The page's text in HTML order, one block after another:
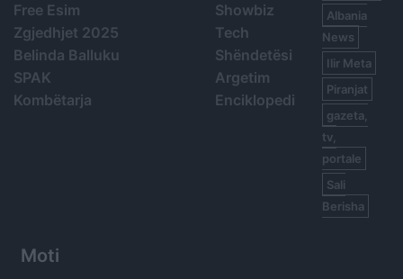
Free Esim
Zgjedhjet 2025
Belinda Balluku
SPAK
Kombëtarja
Showbiz
Tech
Shëndetësi
Argetim
Enciklopedi
Albania
News
Ilir Meta
Piranjat
gazeta,
tv,
portale
Sali
Berisha
Moti